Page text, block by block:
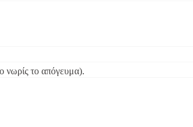
νωρίς το απόγευμα).